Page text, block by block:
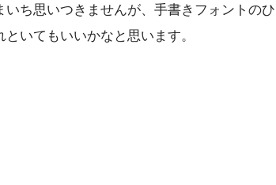
ち思いつきませんが、手書きフォントのひ
いてもいいかなと思います。